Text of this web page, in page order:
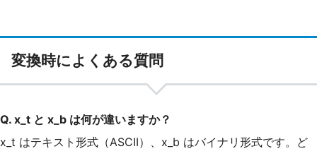
変換時によくある質問
Q. x_t と x_b は何が違いますか？
x_t はテキスト形式（ASCII）、x_b はバイナリ形式です。ど